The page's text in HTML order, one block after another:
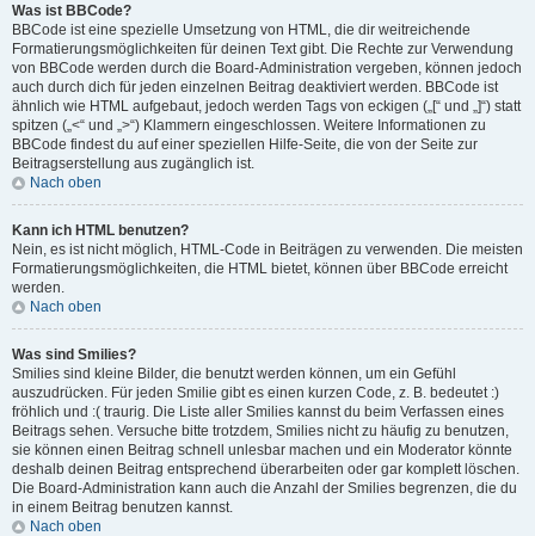
Was ist BBCode?
BBCode ist eine spezielle Umsetzung von HTML, die dir weitreichende
Formatierungsmöglichkeiten für deinen Text gibt. Die Rechte zur Verwendung
von BBCode werden durch die Board-Administration vergeben, können jedoch
auch durch dich für jeden einzelnen Beitrag deaktiviert werden. BBCode ist
ähnlich wie HTML aufgebaut, jedoch werden Tags von eckigen („[“ und „]“) statt
spitzen („<“ und „>“) Klammern eingeschlossen. Weitere Informationen zu
BBCode findest du auf einer speziellen Hilfe-Seite, die von der Seite zur
Beitragserstellung aus zugänglich ist.
Nach oben
Kann ich HTML benutzen?
Nein, es ist nicht möglich, HTML-Code in Beiträgen zu verwenden. Die meisten
Formatierungsmöglichkeiten, die HTML bietet, können über BBCode erreicht
werden.
Nach oben
Was sind Smilies?
Smilies sind kleine Bilder, die benutzt werden können, um ein Gefühl
auszudrücken. Für jeden Smilie gibt es einen kurzen Code, z. B. bedeutet :)
fröhlich und :( traurig. Die Liste aller Smilies kannst du beim Verfassen eines
Beitrags sehen. Versuche bitte trotzdem, Smilies nicht zu häufig zu benutzen,
sie können einen Beitrag schnell unlesbar machen und ein Moderator könnte
deshalb deinen Beitrag entsprechend überarbeiten oder gar komplett löschen.
Die Board-Administration kann auch die Anzahl der Smilies begrenzen, die du
in einem Beitrag benutzen kannst.
Nach oben